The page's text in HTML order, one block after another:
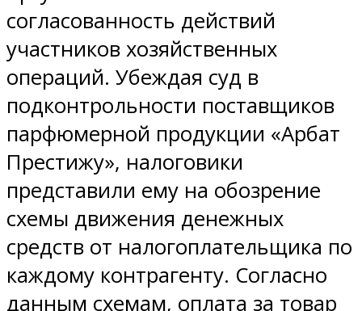
согласованность действий
участников хозяйственных
операций. Убеждая суд в
подконтрольности поставщиков
парфюмерной продукции «Арбат
Престижу», налоговики
представили ему на обозрение
схемы движения денежных
средств от налогоплательщика по
каждому контрагенту. Согласно
данным схемам, оплата за товар